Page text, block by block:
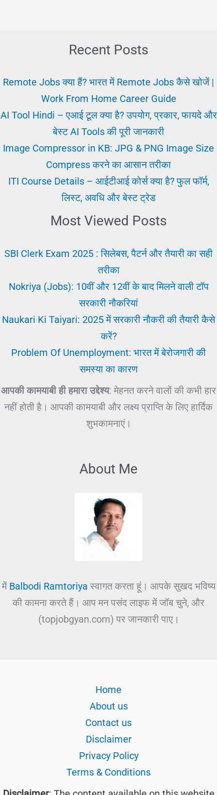
बनने
लिए
टिप्स
Recent Posts
Remote Jobs क्या हैं? भारत में Remote Jobs कैसे खोजें |
Work From Home Career Guide
AI Tool Hindi – एआई टूल क्या है? उपयोग, प्रकार, फायदे और
बेस्ट AI Tools की पूरी जानकारी
Image Compressor in KB: JPG & PNG Image Size
Compress करने का आसान तरीका
ITI Course Details – आईटीआई कोर्स क्या है? फुल फॉर्म,
लिस्ट, अवधि और बेस्ट ट्रेड
Most Viewed Posts
SBI Clerk Exam 2025 : सिलेबस, पैटर्न और तैयारी का सही
तरीका
Nokriya (Jobs): 10वीं और 12वीं के बाद मिलने वाली टॉप
सरकारी नौकरियां
Naukari Ki Taiyari: 2025 में सरकारी नौकरी की तैयारी कैसे
करें?
Problem Of Unemployment: भारत में बेरोजगारी की
समस्या का कारण
आपकी कामयाबी ही हमारा उद्देश्य: मेहनत करने वालों की कभी हार
नहीं होती है। आपकी कामयाबी और लक्ष्य प्राप्ति के लिए हार्दिक
शुभकामनाएं।
About Me
में Balbodi Ramtoriya स्वागत करता हूं। आपके सुखद भविष्य
की कामना करते हैं। आप मन पसंद लाइफ में जॉब चुने, और
(topjobgyan.com) पर जानकारी पाए।
Home
About us
Contact us
Disclaimer
Privacy Policy
Terms & Conditions